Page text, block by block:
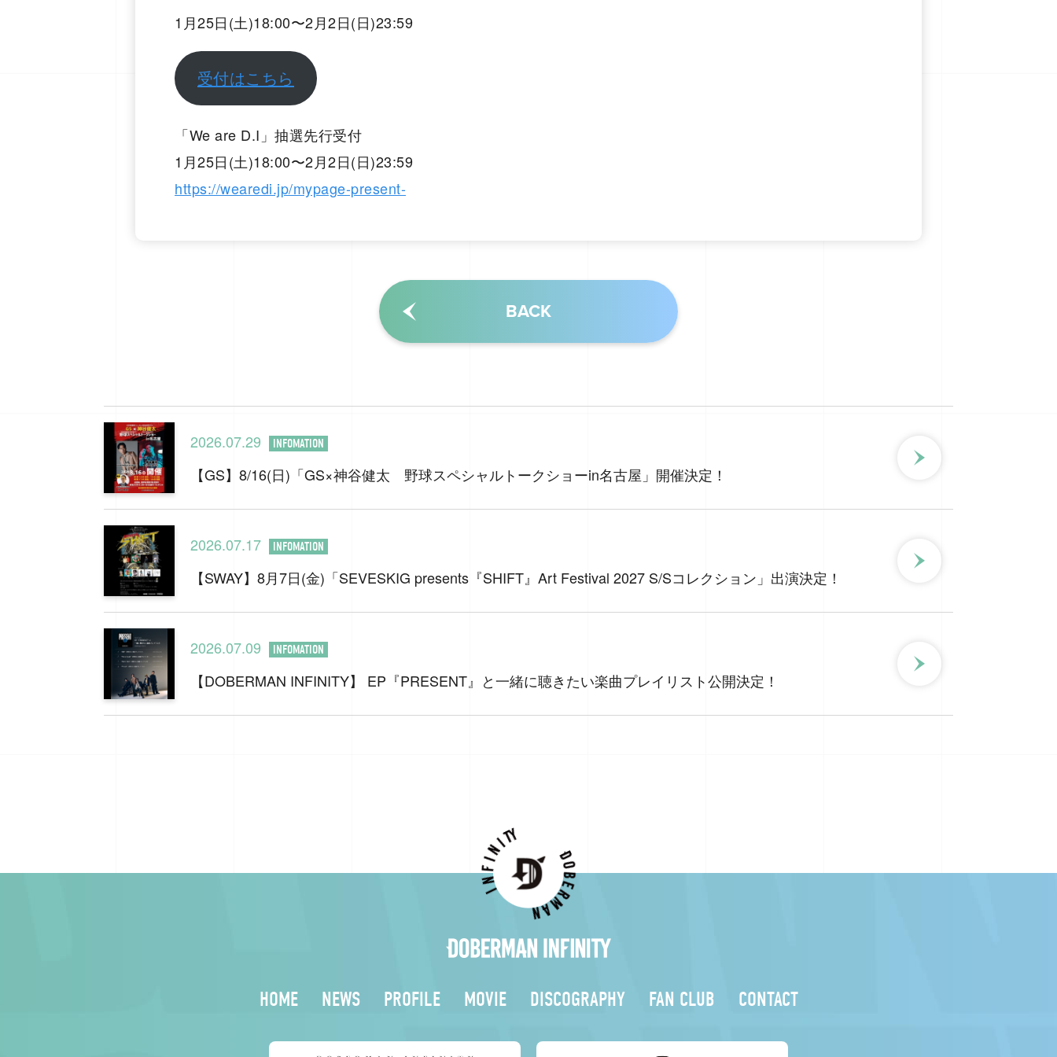
1月25日(土)18:00〜2月2日(日)23:59
受付はこちら
「We are D.I」抽選先行受付
1月25日(土)18:00〜2月2日(日)23:59
https://wearedi.jp/mypage-present-
BACK
2026.07.29 INFOMATION
【GS】8/16(日)「GS×神谷健太 野球スペシャルトークショーin名古屋」開催決定！
2026.07.17 INFOMATION
【SWAY】8月7日(金)「SEVESKIG presents『SHIFT』Art Festival 2027 S/Sコレクション」出演決定！
2026.07.09 INFOMATION
【DOBERMAN INFINITY】 EP『PRESENT』と一緒に聴きたい楽曲プレイリスト公開決定！
HOME NEWS PROFILE MOVIE DISCOGRAPHY FAN CLUB CONTACT